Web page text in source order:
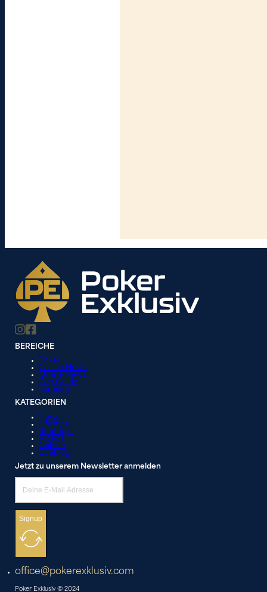
BEREICHE
Poker
Casino News
Online News
City Guide
Turniere
KATEGORIEN
News
Lifestyle
Strategie
Videos
Galerie
Liveblog
Jetzt zu unserem Newsletter anmelden
Signup
office@pokerexklusiv.com
Poker Exklusiv © 2024